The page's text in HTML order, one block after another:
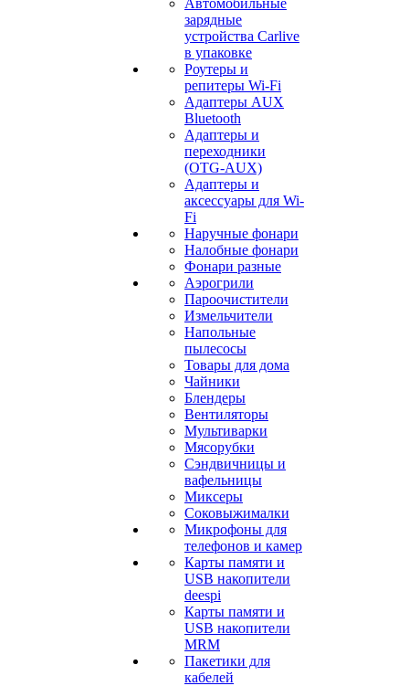
Автомобильные
зарядные
устройства Carlive
в упаковке
Роутеры и
репитеры Wi-Fi
Адаптеры AUX
Bluetooth
Адаптеры и
переходники
(OTG-AUX)
Адаптеры и
аксессуары для Wi-
Fi
Наручные фонари
Налобные фонари
Фонари разные
Аэрогрили
Пароочистители
Измельчители
Напольные
пылесосы
Товары для дома
Чайники
Блендеры
Вентиляторы
Мультиварки
Мясорубки
Сэндвичницы и
вафельницы
Миксеры
Соковыжималки
Микрофоны для
телефонов и камер
Карты памяти и
USB накопители
deespi
Карты памяти и
USB накопители
MRM
Пакетики для
кабелей